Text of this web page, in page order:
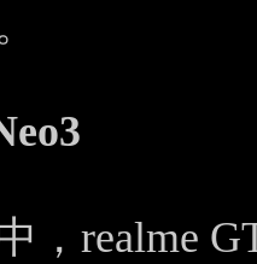
，realme